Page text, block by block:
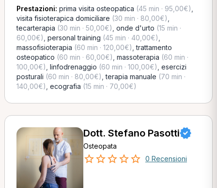
Prestazioni: prima visita osteopatica (45 min · 95,00€)
visita fisioterapica domiciliare (30 min · 80,00€)
tecarterapia (30 min · 50,00€) onde d'urto (15 min ·
60,00€) personal training (45 min · 40,00€)
massofisioterapia (60 min · 120,00€) ,trattamento
osteopatico (60 min · 60,00€) massoterapia (60 min ·
100,00€) linfodrenaggio (60 min · 100,00€) esercizi
posturali (60 min · 80,00€) ,terapia manuale (70 min ·
140,00€) ecografia (15 min · 70,00€)
Dott. Stefano Pasotti
Osteopata
0 Recensioni